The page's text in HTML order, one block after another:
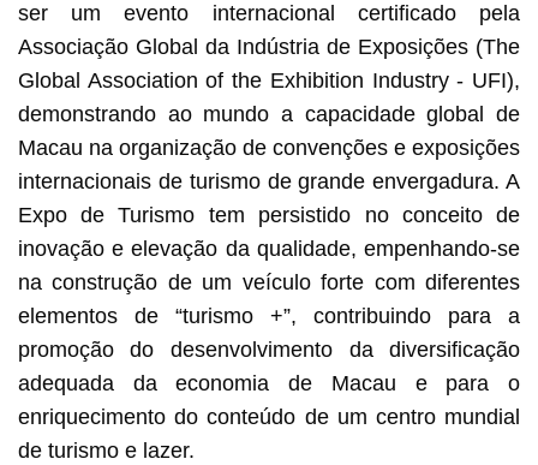
ser um evento internacional certificado pela
Associação Global da Indústria de Exposições (The
Global Association of the Exhibition Industry - UFI),
demonstrando ao mundo a capacidade global de
Macau na organização de convenções e exposições
internacionais de turismo de grande envergadura. A
Expo de Turismo tem persistido no conceito de
inovação e elevação da qualidade, empenhando-se
na construção de um veículo forte com diferentes
elementos de “turismo +”, contribuindo para a
promoção do desenvolvimento da diversificação
adequada da economia de Macau e para o
enriquecimento do conteúdo de um centro mundial
de turismo e lazer.